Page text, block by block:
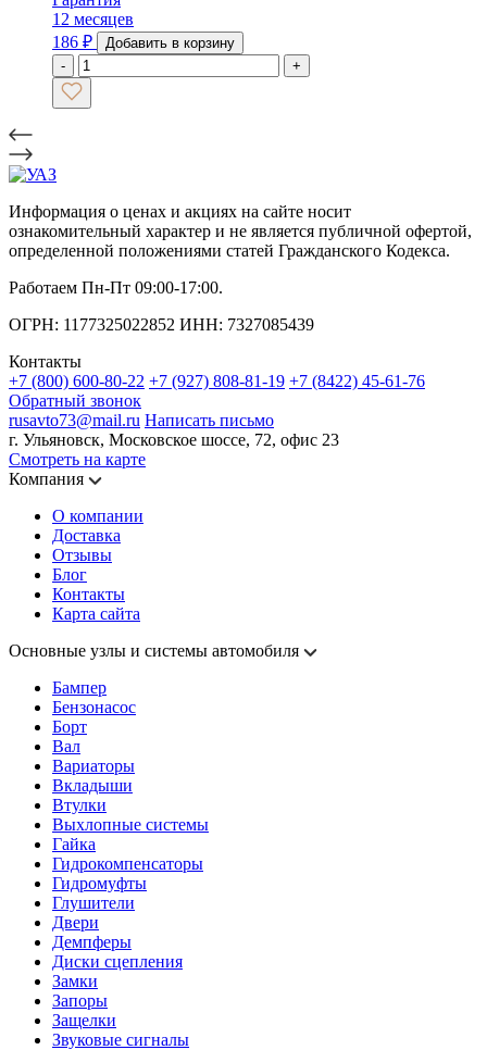
12 месяцев
186 ₽
Добавить в корзину
-
+
Информация о ценах и акциях на сайте носит
ознакомительный характер и не является публичной офертой,
определенной положениями статей Гражданского Кодекса.
Работаем Пн-Пт 09:00-17:00.
ОГРН: 1177325022852 ИНН: 7327085439
Контакты
+7 (800) 600-80-22 +7 (927) 808-81-19 +7 (8422) 45-61-76
Обратный звонок
rusavto73@mail.ru Написать письмо
г. Ульяновск, Московское шоссе, 72, офис 23
Смотреть на карте
Компания
О компании
Доставка
Отзывы
Блог
Контакты
Карта сайта
Основные узлы и системы автомобиля
Бампер
Бензонасос
Борт
Вал
Вариаторы
Вкладыши
Втулки
Выхлопные системы
Гайка
Гидрокомпенсаторы
Гидромуфты
Глушители
Двери
Демпферы
Диски сцепления
Замки
Запоры
Защелки
Звуковые сигналы